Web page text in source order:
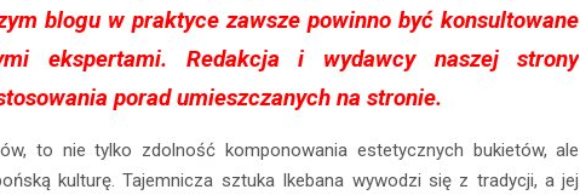
blogu w praktyce zawsze powinno być konsultowane
ekspertami. Redakcja i wydawcy naszej strony
porad umieszczanych na stronie.
to nie tylko zdolność komponowania estetycznych bukietów, ale
kulturę. Tajemnicza sztuka Ikebana wywodzi się z tradycji, a jej